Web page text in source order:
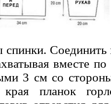
спинки.
вместе
3 см со
края планок